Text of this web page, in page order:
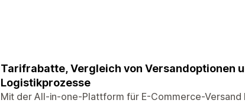
Tarifrabatte, Vergleich von Versandoptionen
Logistikprozesse
Mit der All-in-one-Plattform für E-Commerce-Versand